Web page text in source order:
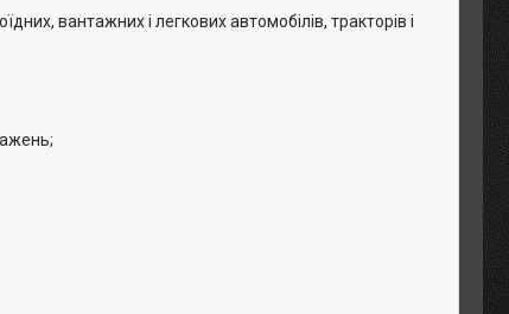
вантажних і легкових автомобілів, тракторів і